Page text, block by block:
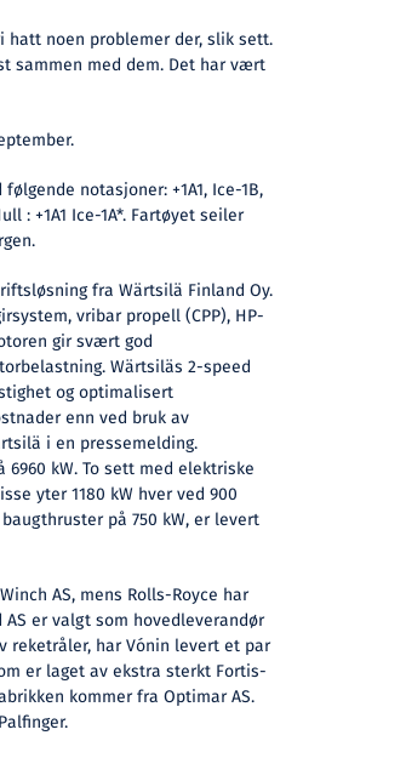
hatt noen problemer der, slik sett.
sammen med dem. Det har vært
notasjoner: +1A1, Ice-1B,
: +1A1 Ice-1A*. Fartøyet seiler
fra Wärtsilä Finland Oy.
vribar propell (CPP), HP-
gir svært god
Wärtsiläs 2-speed
og optimalisert
enn ved bruk av
i en pressemelding.
kW. To sett med elektriske
yter 1180 kW hver ved 900
på 750 kW, er levert
AS, mens Rolls-Royce har
er valgt som hovedleverandør
reketråler, har Vónin levert et par
er laget av ekstra sterkt Fortis-
kommer fra Optimar AS.